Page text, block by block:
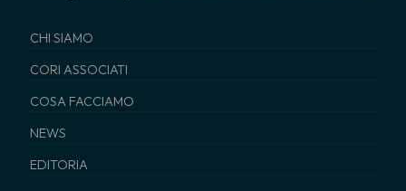
CHI SIAMO
CORI ASSOCIATI
COSA FACCIAMO
NEWS
EDITORIA